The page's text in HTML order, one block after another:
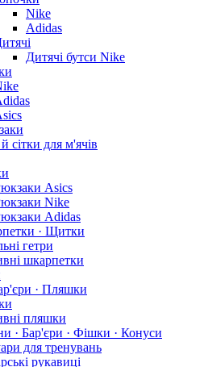
Nike
Adidas
Дитячі бутси Nike
сітки для м'ячів
Asics
Nike
Adidas
· Щитки
гетри
шкарпетки
· Пляшки
пляшки
· Бар'єри · Фішки · Конуси
для тренувань
рукавиці